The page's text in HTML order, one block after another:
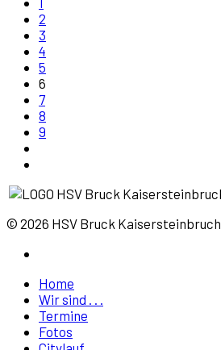
2
3
4
5
6
7
8
9
© 2026 HSV Bruck Kaisersteinbruch
Home
Wir sind . . .
Termine
Fotos